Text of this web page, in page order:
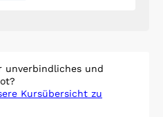
unverbindliches und
Kursübersicht zu